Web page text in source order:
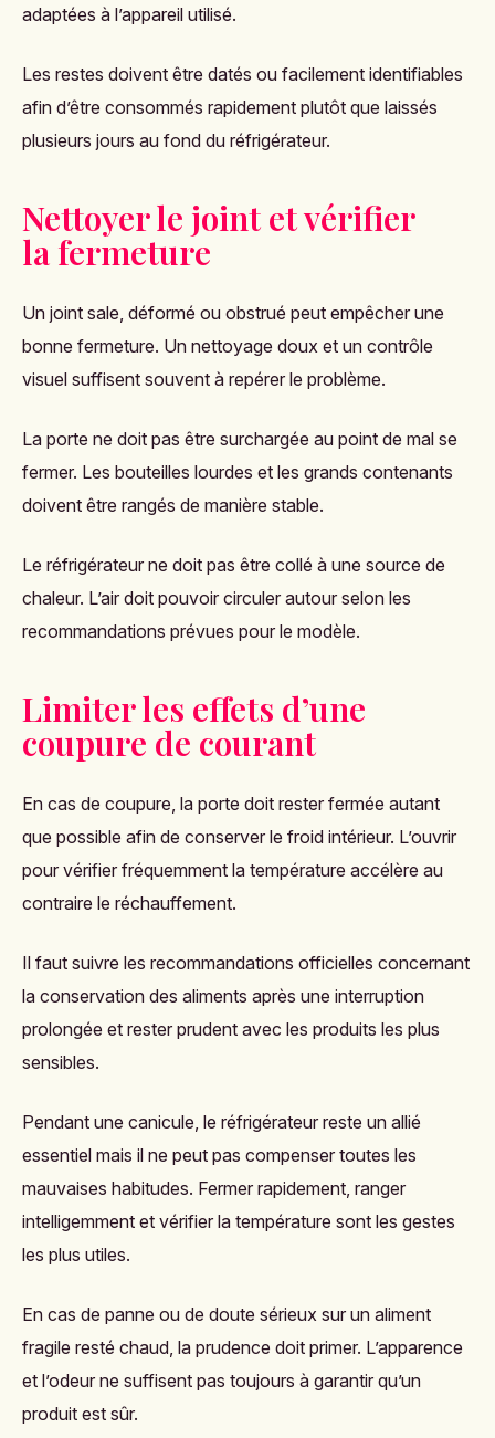
adaptées à l’appareil utilisé.
Les restes doivent être datés ou facilement identifiables
afin d’être consommés rapidement plutôt que laissés
plusieurs jours au fond du réfrigérateur.
Nettoyer le joint et vérifier
la fermeture
Un joint sale, déformé ou obstrué peut empêcher une
bonne fermeture. Un nettoyage doux et un contrôle
visuel suffisent souvent à repérer le problème.
La porte ne doit pas être surchargée au point de mal se
fermer. Les bouteilles lourdes et les grands contenants
doivent être rangés de manière stable.
Le réfrigérateur ne doit pas être collé à une source de
chaleur. L’air doit pouvoir circuler autour selon les
recommandations prévues pour le modèle.
Limiter les effets d’une
coupure de courant
En cas de coupure, la porte doit rester fermée autant
que possible afin de conserver le froid intérieur. L’ouvrir
pour vérifier fréquemment la température accélère au
contraire le réchauffement.
Il faut suivre les recommandations officielles concernant
la conservation des aliments après une interruption
prolongée et rester prudent avec les produits les plus
sensibles.
Pendant une canicule, le réfrigérateur reste un allié
essentiel mais il ne peut pas compenser toutes les
mauvaises habitudes. Fermer rapidement, ranger
intelligemment et vérifier la température sont les gestes
les plus utiles.
En cas de panne ou de doute sérieux sur un aliment
fragile resté chaud, la prudence doit primer. L’apparence
et l’odeur ne suffisent pas toujours à garantir qu’un
produit est sûr.